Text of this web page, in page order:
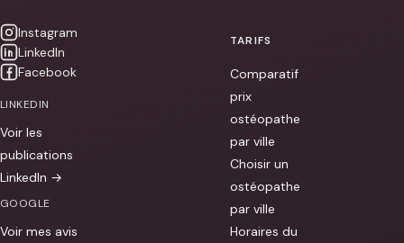
Instagram
LinkedIn
Facebook
LINKEDIN
Voir les
publications
LinkedIn →
GOOGLE
Voir mes avis
TARIFS
Comparatif
prix
ostéopathe
par ville
Choisir un
ostéopathe
par ville
Horaires du